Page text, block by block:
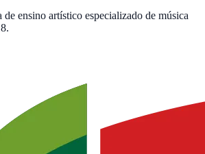
ensino artístico especializado de música